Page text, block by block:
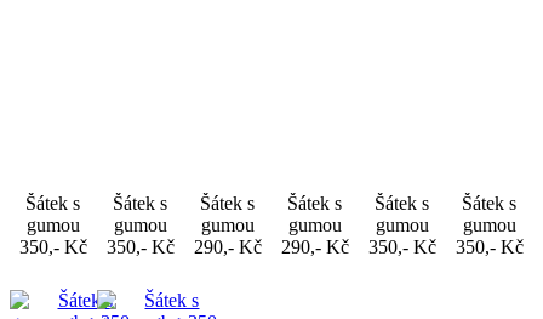
Šátek s
gumou
350,- Kč
Šátek s
gumou
350,- Kč
Šátek s
gumou
290,- Kč
Šátek s
gumou
290,- Kč
Šátek s
gumou
350,- Kč
Šátek s
gumou
350,- Kč